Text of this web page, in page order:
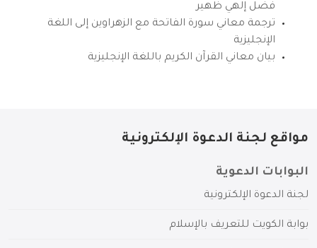
فضل إلهي ظهير
ترجمة معاني سورة الفاتحة مع الزهراوين إلى اللغة
الإنجليزية
بيان معاني القرآن الكريم باللغة الإنجليزية
مواقع لجنة الدعوة الإلكترونية
البوابات الدعوية
لجنة الدعوة الإلكترونية
بوابة الكويت للتعريف بالإسلام